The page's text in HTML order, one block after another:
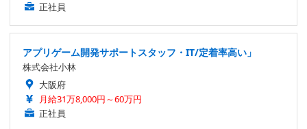
正社員
アプリゲーム開発サポートスタッフ・IT/定着率高い」
株式会社小林
大阪府
月給31万8,000円～60万円
正社員